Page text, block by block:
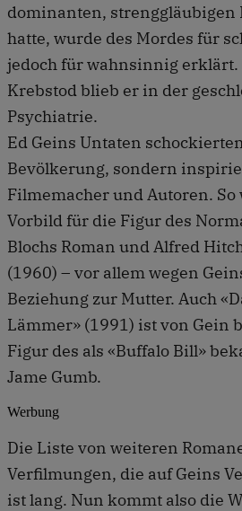
dominanten, strenggläubigen
hatte, wurde des Mordes für
jedoch für wahnsinnig erklärt.
Krebstod blieb er in der
Psychiatrie.
Ed Geins Untaten
Bevölkerung, sondern
Filmemacher und Autoren. So
Vorbild für die Figur des
Blochs Roman und Alfred
(1960) – vor allem wegen
Beziehung zur Mutter. Auch
Lämmer» (1991) ist von Gein
Figur des als «Buffalo Bill»
Jame Gumb.
Werbung
Die Liste von weiteren
Verfilmungen, die auf Geins
ist lang. Nun kommt also die